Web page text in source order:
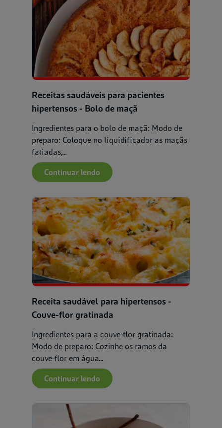
Receitas saudáveis para pacientes
hipertensos - Bolo de maçã
Ingredientes para o bolo de maçã: Modo de
preparo: Coloque no liquidificador as maçãs
fatiadas,...
Continuar lendo
Receita saudável para hipertensos -
Couve-flor gratinada
Ingredientes para a couve-flor gratinada:
Modo de preparo: Cozinhe os ramos da
couve-flor em água...
Continuar lendo